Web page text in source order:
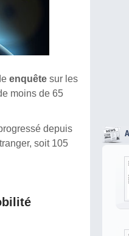
enquêtesur les
moins de 65
depuis
soit 105